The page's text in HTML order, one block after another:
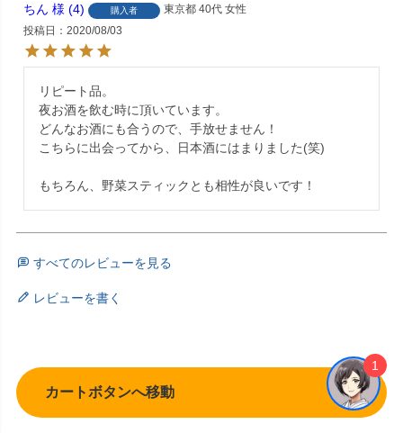
ちん 4 購入者 東京都 40代 女性
投稿日
2020/08/03
リピート品。
夜お酒を飲む時に頂いています。
どんなお酒にも合うので、手放せません！
こちらに出会ってから、日本酒にはまりました(笑)
もちろん、野菜スティックとも相性が良いです！
すべてのレビューを見る
レビューを書く
カートボタンへ移動
1